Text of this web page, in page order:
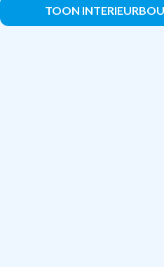
TOON